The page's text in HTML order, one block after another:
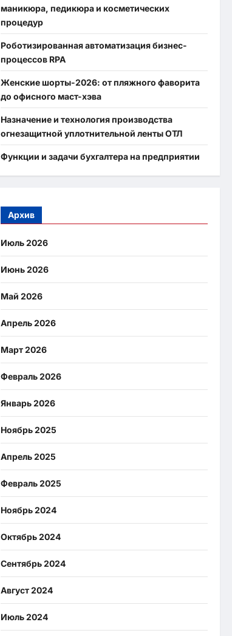
маникюра, педикюра и косметических
процедур
Роботизированная автоматизация бизнес-
процессов RPA
Женские шорты-2026: от пляжного фаворита
до офисного маст-хэва
Назначение и технология производства
огнезащитной уплотнительной ленты ОТЛ
Функции и задачи бухгалтера на предприятии
Архив
Июль 2026
Июнь 2026
Май 2026
Апрель 2026
Март 2026
Февраль 2026
Январь 2026
Ноябрь 2025
Апрель 2025
Февраль 2025
Ноябрь 2024
Октябрь 2024
Сентябрь 2024
Август 2024
Июль 2024